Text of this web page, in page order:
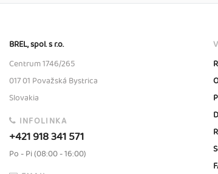
BREL, spol. s r.o.
Centrum 1746/265
017 01 Považská Bystrica
Slovakia
INFOLINKA
+421 918 341 571
Po - Pi (08:00 - 16:00)